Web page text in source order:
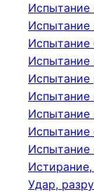
Испытание
Испытание
Испытание
Испытание
Испытание
Испытание
Испытание
Испытание
Удар,